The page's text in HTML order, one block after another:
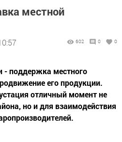
местной
- поддержка местного
его продукции.
отличный момент не
но и для взаимодействия